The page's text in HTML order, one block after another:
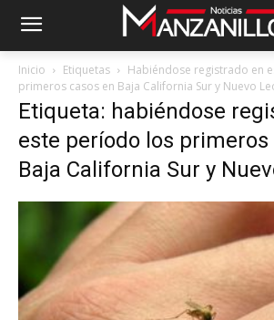
Inicio Etiquetas
Habiéndose registrado en
primeros casos en Baja California Sur y Nuevo
Etiqueta: habiéndose
este período los primeros
Baja California Sur y